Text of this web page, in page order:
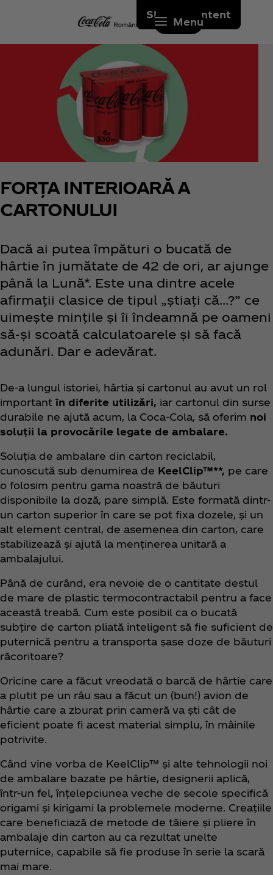
Skip to content
Menu
FORȚA INTERIOARĂ A
CARTONULUI
Dacă ai putea împături o bucată de
hârtie în jumătate de 42 de ori, ar ajunge
până la Lună*. Este una dintre acele
afirmații clasice de tipul „știați că...?” ce
uimește mințile și îi îndeamnă pe oameni
să-și scoată calculatoarele și să facă
adunări. Dar e adevărat.
De-a lungul istoriei, hârtia și cartonul au avut un rol
importantîn diferite utilizări, iar cartonul din surse
durabile ne ajută acum, la Coca‑Cola, să oferim noi
soluții la provocările legate de ambalare.
Soluția de ambalare din carton reciclabil,
cunoscută sub denumirea de KeelClip™**, pe care
o folosim pentru gama noastră de băuturi
disponibile la doză, pare simplă. Este formată dintr-
un carton superior în care se pot fixa dozele, și un
alt element central, de asemenea din carton, care
stabilizează și ajută la menținerea unitară a
ambalajului.
Până de curând, era nevoie de o cantitate destul
de mare de plastic termocontractabil pentru a face
această treabă. Cum este posibil ca o bucată
subțire de carton pliată inteligent să fie suficient de
puternică pentru a transporta șase doze de băuturi
răcoritoare?
Oricine care a făcut vreodată o barcă de hârtie care
a plutit pe un râu sau a făcut un (bun!) avion de
hârtie care a zburat prin cameră va ști cât de
eficient poate fi acest material simplu, în mâinile
potrivite.
Când vine vorba de KeelClip™ și alte tehnologii noi
de ambalare bazate pe hârtie, designerii aplică,
într-un fel, înțelepciunea veche de secole specifică
origami și kirigami la problemele moderne. Creațiile
care beneficiază de metode de tăiere și pliere în
ambalaje din carton au ca rezultat unelte
puternice, capabile să fie produse în serie la scară
mai mare.